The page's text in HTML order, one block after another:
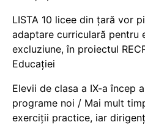
LISTA 10 licee din țară vor
adaptare curriculară pentru
excluziune, în proiectul
Educației
Elevii de clasa a IX-a încep
programe noi / Mai mult
exerciții practice, iar